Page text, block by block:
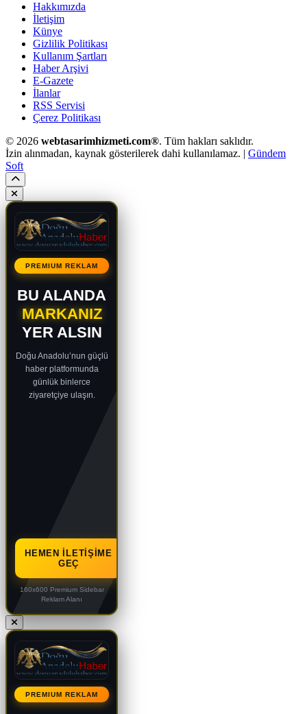
Hakkımızda
İletişim
Künye
Gizlilik Politikası
Kullanım Şartları
Haber Arşivi
E-Gazete
İlanlar
RSS Servisi
Çerez Politikası
© 2026 webtasarimhizmeti.com®. Tüm hakları saklıdır.
İzin alınmadan, kaynak gösterilerek dahi kullanılamaz. | Gündem
Soft
PREMIUM REKLAM
BU ALANDA
MARKANIZ
YER ALSIN
Doğu Anadolu’nun güçlü
haber platformunda
günlük binlerce
ziyaretçiye ulaşın.
HEMEN İLETIŞIME
GEÇ
160x600 Premium Sidebar
Reklam Alanı
PREMIUM REKLAM